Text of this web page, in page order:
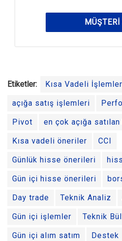
Etiketler: Kısa Vadeli İşlemler
açığa satış işlemleri
Pivot en çok açığa
Kısa vadeli öneriler CCI
Günlük hisse önerileri
Gün içi hisse önerileri
Day trade Teknik Analiz
Gün içi işlemler Teknik
Gün içi alım satım Destek